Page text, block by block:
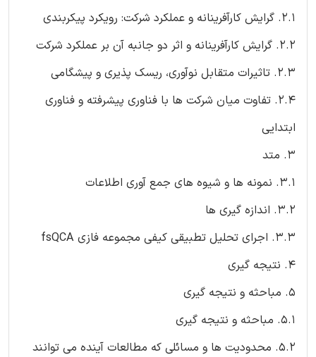
2.1. گرایش کارآفرینانه و عملکرد شرکت: رویکرد پیکربندی
2.2. گرایش کارآفرینانه و اثر دو جانبه آن بر عملکرد شرکت
2.3. تاثیرات متقابل نوآوری، ریسک پذیری و پیشگامی
2.4. تفاوت میان شرکت ها با فناوری پیشرفته و فناوری
ابتدایی
3. متد
3.1. نمونه ها و شیوه های جمع آوری اطلاعات
3.2. اندازه گیری ها
3.3. اجرای تحلیل تطبیقی کیفی مجموعه فازی fsQCA
4. نتیجه گیری
5. مباحثه و نتیجه گیری
5.1. مباحثه و نتیجه گیری
5.2. محدودیت ها و مسائلی که مطالعات آینده می توانند